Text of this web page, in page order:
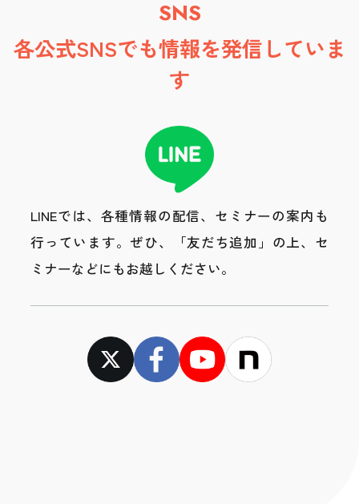
SNS
各公式SNSでも情報を発信していま
す
LINEでは、各種情報の配信、セミナーの案内も
行っています。 ぜひ、「友だち追加」の上、セ
ミナーなどにもお越しください。